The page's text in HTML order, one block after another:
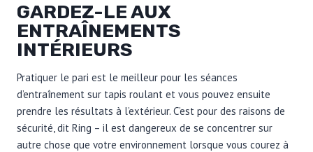
GARDEZ-LE AUX
ENTRAÎNEMENTS
INTÉRIEURS
Pratiquer le pari est le meilleur pour les séances
d’entraînement sur tapis roulant et vous pouvez ensuite
prendre les résultats à l’extérieur. C’est pour des raisons de
sécurité, dit Ring – il est dangereux de se concentrer sur
autre chose que votre environnement lorsque vous courez à